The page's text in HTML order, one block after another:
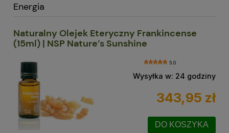
Energia
Naturalny Olejek Eteryczny Frankincense
(15ml) | NSP Nature’s Sunshine
5.0
Wysyłka w: 24 godziny
343,95 zł
DO KOSZYKA